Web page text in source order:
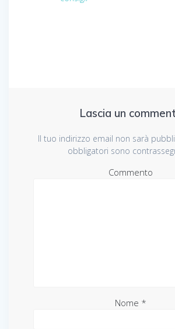
Lascia un
Il tuo indirizzo email non sarà
obbligatori sono
Commento
Nome *